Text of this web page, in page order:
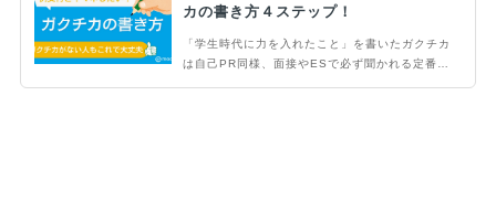
カの書き方４ステップ！
「学生時代に力を入れたこと」を書いたガクチカ
は自己PR同様、面接やESで必ず聞かれる定番項